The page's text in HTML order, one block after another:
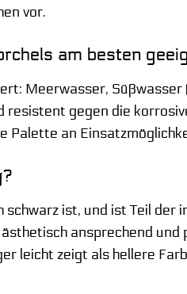
vor.
am besten
Meerwasser, Süßwasser
gegen die
Palette an
schwarz ist, und ist Teil der
ansprechend und
leicht zeigt als hellere